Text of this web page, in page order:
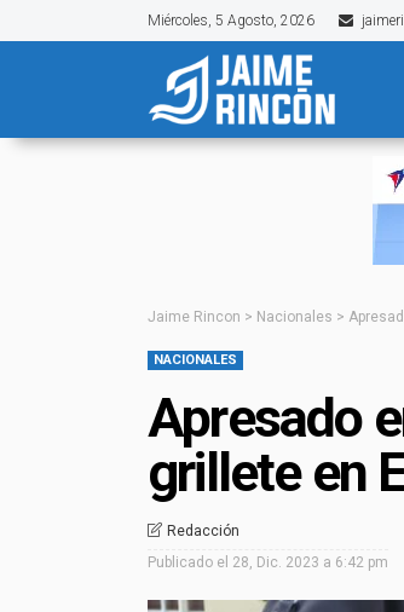
Miércoles, 5 Agosto, 2026
Jaime Rincon > Nacionales >
NACIONALES
Apresado
grillete en
Redacción
Publicado el 28, Dic. 2023 a 6:42 pm